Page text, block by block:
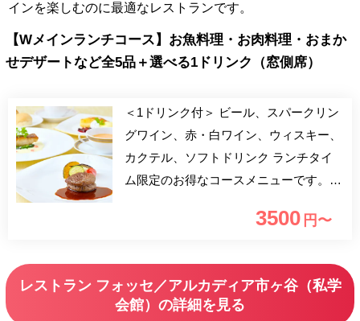
インを楽しむのに最適なレストランです。
【Wメインランチコース】お魚料理・お肉料理・おまか
せデザートなど全5品＋選べる1ドリンク（窓側席）
＜1ドリンク付＞ ビール、スパークリン
グワイン、赤・白ワイン、ウィスキー、
カクテル、ソフトドリンク ランチタイ
ム限定のお得なコースメニューです。
ト・コーヒーを愉しめる充実の全4品ラ
い。
3500 円〜
レストラン フォッセ／アルカディア市ヶ谷（私学
会館）の詳細を見る